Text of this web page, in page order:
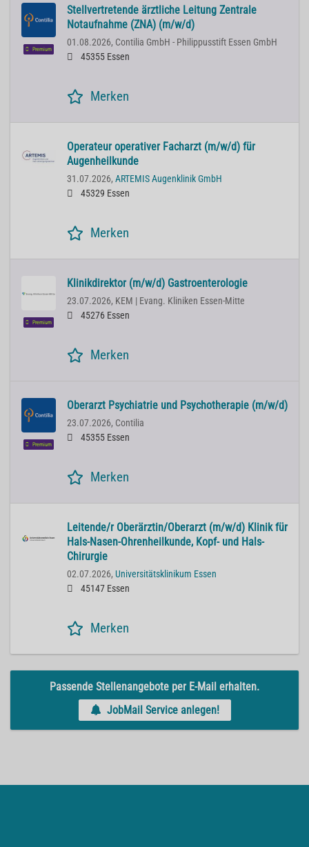
Premium
Stellvertretende ärztliche Leitung Zentrale
Notaufnahme (ZNA) (m/w/d)
01.08.2026, Contilia GmbH - Philippusstift Essen GmbH
45355 Essen
Merken
Operateur operativer Facharzt (m/w/d) für
Augenheilkunde
31.07.2026, ARTEMIS Augenklinik GmbH
45329 Essen
Merken
Premium
Klinikdirektor (m/w/d) Gastroenterologie
23.07.2026, KEM | Evang. Kliniken Essen-Mitte
45276 Essen
Merken
Premium
Oberarzt Psychiatrie und Psychotherapie (m/w/d)
23.07.2026, Contilia
45355 Essen
Merken
Leitende/r Oberärztin/Oberarzt (m/w/d) Klinik für
Hals-Nasen-Ohrenheilkunde, Kopf- und Hals-
Chirurgie
02.07.2026, Universitätsklinikum Essen
45147 Essen
Merken
Passende Stellenangebote per E-Mail erhalten.
JobMail Service anlegen!